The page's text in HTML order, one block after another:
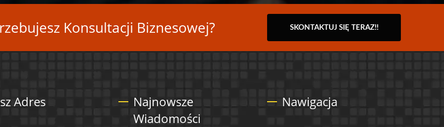
Konsultacji Biznesowej? SKONTAKTUJ SIĘ TERAZ!!
Adres
Najnowsze
Wiadomości
Nawigacja